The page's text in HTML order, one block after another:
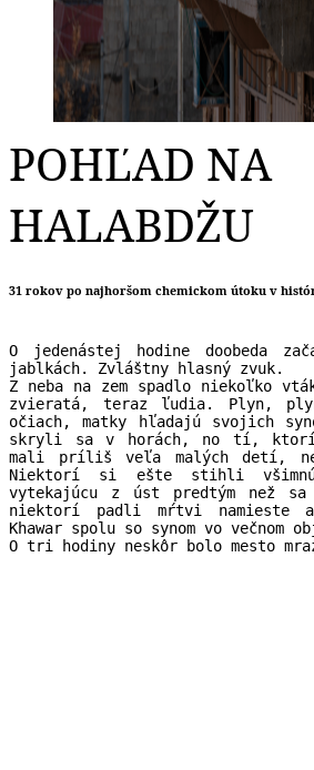
POHĽAD NA
HALABDŽU
31 rokov po najhoršom chemickom útoku v
O jedenástej hodine doobeda
jablkách. Zvláštny hlasný zvuk.
Z neba na zem spadlo niekoľko
zvieratá, teraz ľudia. Plyn,
očiach, matky hľadajú svojich
skryli sa v horách, no tí, ktorí
mali príliš veľa malých detí,
Niektorí si ešte stihli
vytekajúcu z úst predtým než
niektorí padli mŕtvi namieste a
Khawar spolu so synom vo večnom
O tri hodiny neskôr bolo mesto